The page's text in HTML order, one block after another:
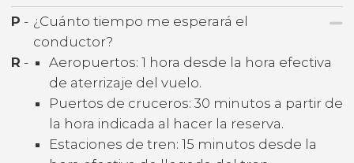
P - ¿Cuánto tiempo me esperará el
conductor?
R -
Aeropuertos: 1 hora desde la hora efectiva
de aterrizaje del vuelo.
Puertos de cruceros: 30 minutos a partir de
la hora indicada al hacer la reserva.
Estaciones de tren: 15 minutos desde la